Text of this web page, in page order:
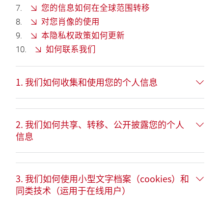
您的信息如何在全球范围转移
对您肖像的使用
本隐私权政策如何更新
如何联系我们
1. 我们如何收集和使用您的个人信息
2. 我们如何共享、转移、公开披露您的个人
信息
3. 我们如何使用小型文字档案（cookies）和
同类技术（运用于在线用户）